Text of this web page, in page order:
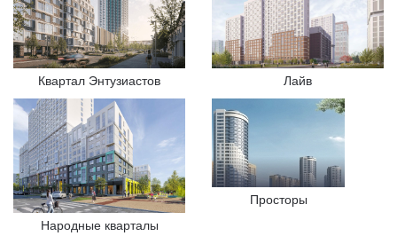
Квартал Энтузиастов Лайв
Народные кварталы
Просторы